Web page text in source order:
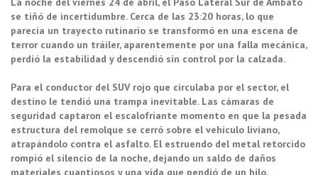
se tiñó de incertidumbre. Cerca de las 23:20 horas, lo que
parecía un trayecto rutinario se transformó en una escena de
terror cuando un tráiler, aparentemente por una falla mecánica,
perdió la estabilidad y descendió sin control por la calzada.
Para el conductor del SUV rojo que circulaba por el sector, el
destino le tendió una trampa inevitable. Las cámaras de
seguridad captaron el escalofriante momento en que la pesada
estructura del remolque se cerró sobre el vehículo liviano,
atrapándolo contra el asfalto. El estruendo del metal retorcido
rompió el silencio de la noche, dejando un saldo de daños
materiales cuantiosos y una vida que pendió de un hilo.